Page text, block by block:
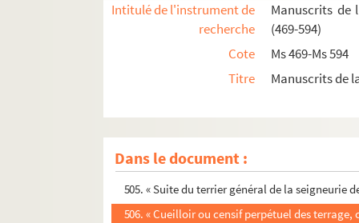
Intitulé de l'instrument de
recherche
Manuscrits de
(469-594)
Cote
Ms 469-Ms 594
Titre
Manuscrits de
Dans le document :
498. Recueil de plans et de dessins de M.
502. « Inventaire général et perpétuel des
503. « Terrier général des châtellenie, terre et
504. « Terrier général de la seigneurie de la
505. « Suite du terrier général de la seigneurie
506. « Cueilloir ou censif perpétuel des